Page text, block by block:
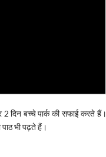
2 दिन बच्चे पार्क की सफाई करते हैं।
भी पढ़ते हैं।